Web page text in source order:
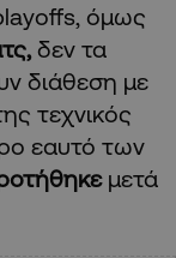
όμως
δεν τα
διάθεση με
τεχνικός
εαυτό των
μετά